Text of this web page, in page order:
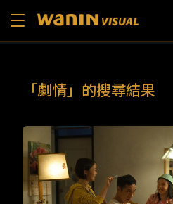
영상물 및 특별주제
문의하기
「劇情」的搜尋結果